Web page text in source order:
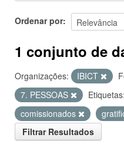
Ordenar por
1 conjunto de
Organizações: IBICT
7. PESSOAS
Etiquetas:
comissionados
Filtrar Resultados